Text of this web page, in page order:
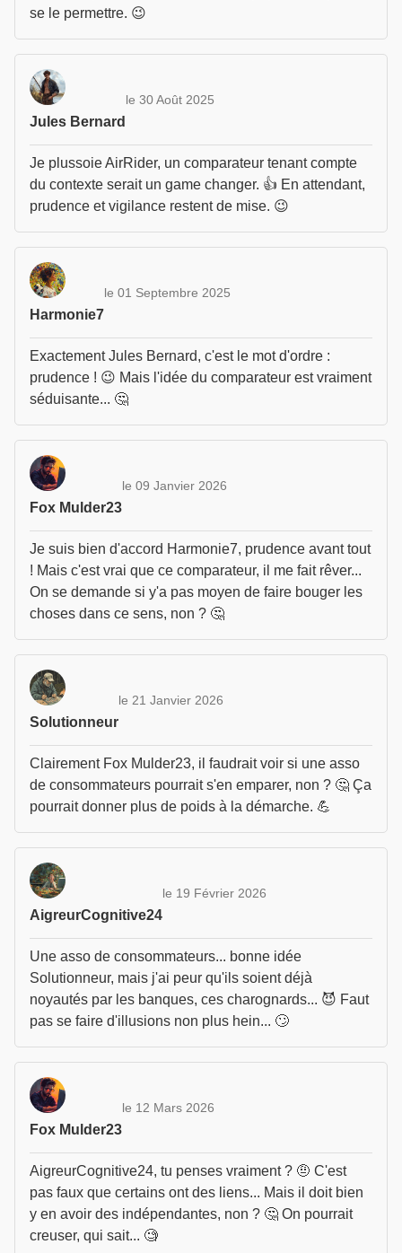
se le permettre. 😉
Jules Bernard
le 30 Août 2025
Je plussoie AirRider, un comparateur tenant compte
du contexte serait un game changer. 👍 En attendant,
prudence et vigilance restent de mise. 😉
Harmonie7
le 01 Septembre 2025
Exactement Jules Bernard, c'est le mot d'ordre :
prudence ! 😉 Mais l'idée du comparateur est vraiment
séduisante... 🤔
Fox Mulder23
le 09 Janvier 2026
Je suis bien d'accord Harmonie7, prudence avant tout
! Mais c'est vrai que ce comparateur, il me fait rêver...
On se demande si y'a pas moyen de faire bouger les
choses dans ce sens, non ? 🤔
Solutionneur
le 21 Janvier 2026
Clairement Fox Mulder23, il faudrait voir si une asso
de consommateurs pourrait s'en emparer, non ? 🤔 Ça
pourrait donner plus de poids à la démarche. 💪
AigreurCognitive24
le 19 Février 2026
Une asso de consommateurs... bonne idée
Solutionneur, mais j'ai peur qu'ils soient déjà
noyautés par les banques, ces charognards... 😈 Faut
pas se faire d'illusions non plus hein... 🙄
Fox Mulder23
le 12 Mars 2026
AigreurCognitive24, tu penses vraiment ? 🤨 C'est
pas faux que certains ont des liens... Mais il doit bien
y en avoir des indépendantes, non ? 🤔 On pourrait
creuser, qui sait... 🧐